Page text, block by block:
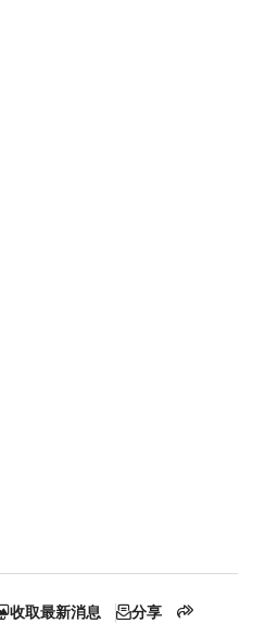
收取最新消息 分享